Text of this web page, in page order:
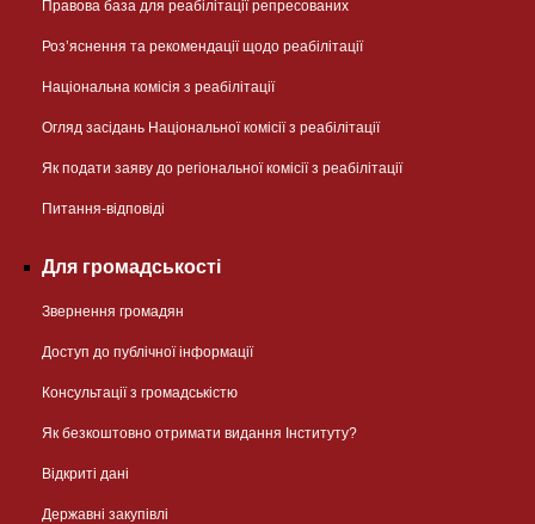
Правова база для реабілітації репресованих
Розʼяснення та рекомендації щодо реабілітації
Національна комісія з реабілітації
Огляд засідань Національної комісії з реабілітації
Як подати заяву до регіональної комісії з реабілітації
Питання-відповіді
Для громадськості
Звернення громадян
Доступ до публічної інформації
Консультації з громадськістю
Як безкоштовно отримати видання Інституту?
Відкриті дані
Державні закупівлі